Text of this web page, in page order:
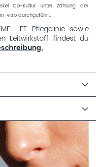
Co-Kultur unter Zählung der
vitro durchgeführt.
LIFT Pflegelinie sowie
Leitwirkstoff findest du